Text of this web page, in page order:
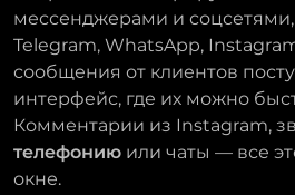
мессенджерами и соцсетями,
Telegram, WhatsApp,
сообщения от клиентов
интерфейс, где их можно
Комментарии из Instagram,
телефонию или чаты — все
окне.